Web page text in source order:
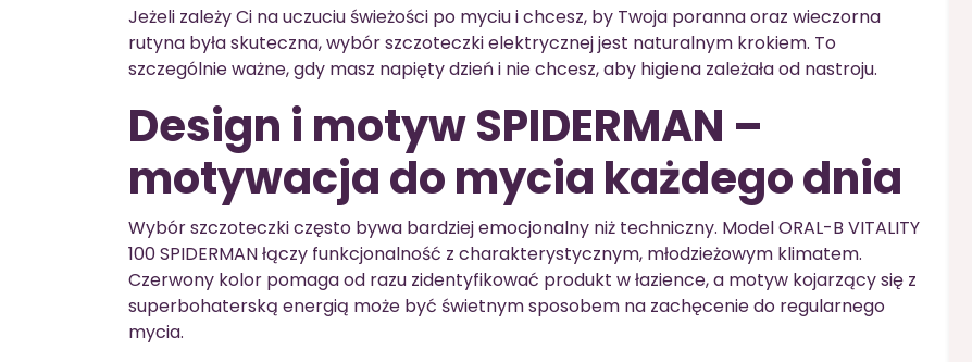
Jeżeli zależy Ci na uczuciu świeżości po myciu i chcesz, by Twoja poranna oraz wieczorna
rutyna była skuteczna, wybór szczoteczki elektrycznej jest naturalnym krokiem. To
szczególnie ważne, gdy masz napięty dzień i nie chcesz, aby higiena zależała od nastroju.
Design i motyw SPIDERMAN –
motywacja do mycia każdego dnia
Wybór szczoteczki często bywa bardziej emocjonalny niż techniczny. Model ORAL-B VITALITY
100 SPIDERMAN łączy funkcjonalność z charakterystycznym, młodzieżowym klimatem.
Czerwony kolor pomaga od razu zidentyfikować produkt w łazience, a motyw kojarzący się z
superbohaterską energią może być świetnym sposobem na zachęcenie do regularnego
mycia.